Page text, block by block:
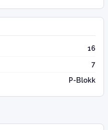
16
7
P-Blokk